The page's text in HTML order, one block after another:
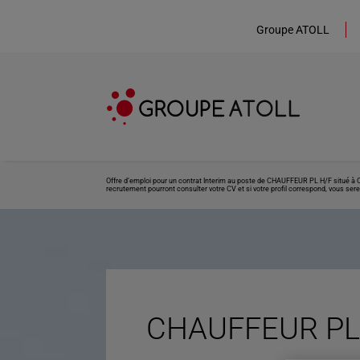
Groupe ATOLL
Offre d’emploi pour un contrat Interim au poste de CHAUFFEUR PL H/F situé
recrutement pourront consulter votre CV et si votre profil correspond, vous
CHAUFFEUR